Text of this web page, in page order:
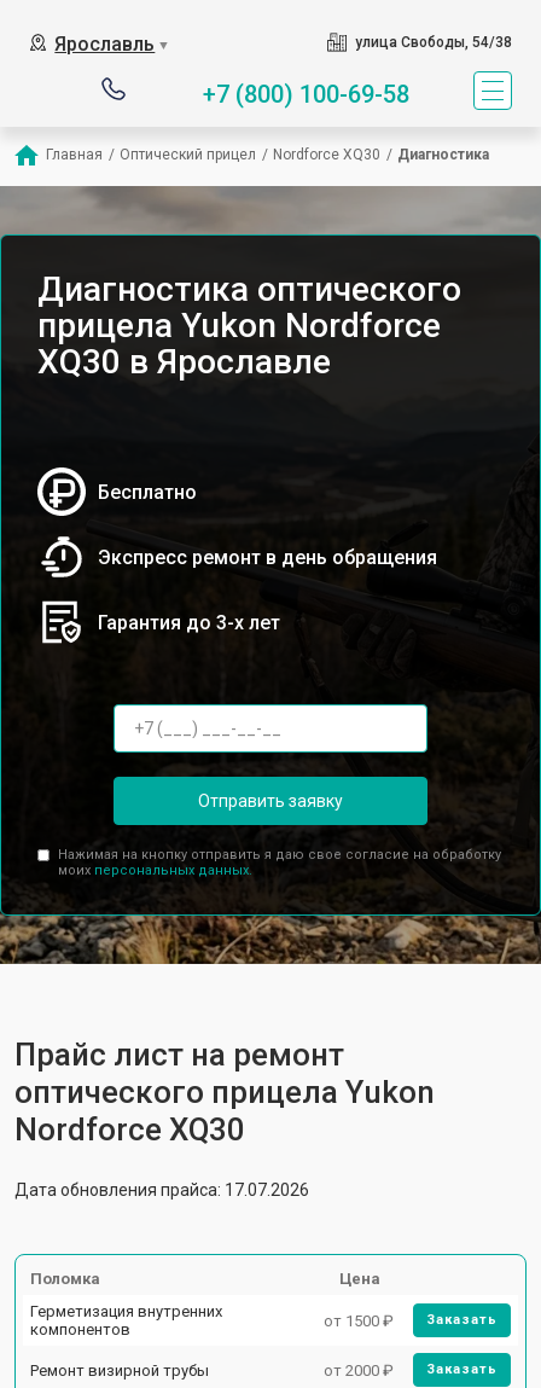
Ярославль ▼ улица Свободы, 54/38
+7 (800) 100-69-58
Главная / Оптический прицел / Nordforce XQ30 / Диагностика
Диагностика оптического
прицела Yukon Nordforce
XQ30 в Ярославле
Бесплатно
Экспресс ремонт в день обращения
Гарантия до 3-х лет
Отправить заявку
Нажимая на кнопку отправить я даю свое согласие на обработку
моих персональных данных.
Прайс лист на ремонт
оптического прицела Yukon
Nordforce XQ30
Дата обновления прайса: 17.07.2026
Поломка
Цена
Герметизация внутренних
компонентов
от 1500 ₽ Заказать
Ремонт визирной трубы от 2000 ₽ Заказать